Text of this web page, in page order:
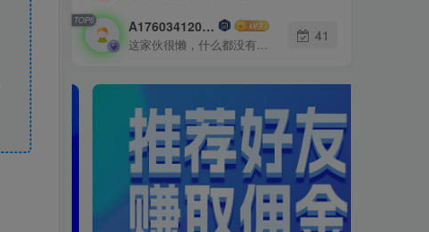
TOP6 A17603412010
这家伙很懒，什么都没有写...
41